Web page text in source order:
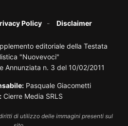
Policy Disclaimer
editoriale della Testata
"Nuovevoci"
Annunziata n. 3 del 10/02/2011
Pasquale Giacometti
Cierre Media SRLS
di utilizzo delle immagini presenti sul